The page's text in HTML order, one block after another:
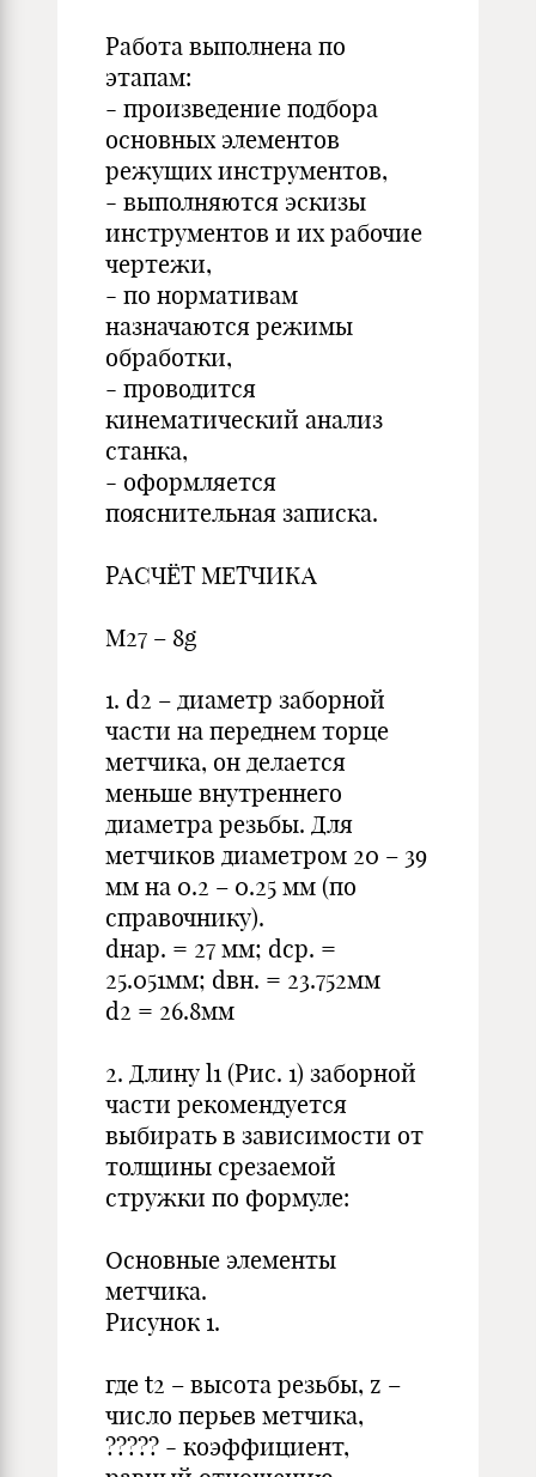
Работа выполнена по
этапам:
- произведение подбора
основных элементов
режущих инструментов,
- выполняются эскизы
инструментов и их рабочие
чертежи,
- по нормативам
назначаются режимы
обработки,
- проводится
кинематический анализ
станка,
- оформляется
пояснительная записка.
РАСЧЁТ МЕТЧИКА
М27 – 8g
1. d2 – диаметр заборной
части на переднем торце
метчика, он делается
меньше внутреннего
диаметра резьбы. Для
метчиков диаметром 20 – 39
мм на 0.2 – 0.25 мм (по
справочнику).
dнар. = 27 мм; dcр. =
25.051мм; dвн. = 23.752мм
d2 = 26.8мм
2. Длину l1 (Рис. 1) заборной
части рекомендуется
выбирать в зависимости от
толщины срезаемой
стружки по формуле:
Основные элементы
метчика.
Рисунок 1.
где t2 – высота резьбы, z –
число перьев метчика,
????? - коэффициент,